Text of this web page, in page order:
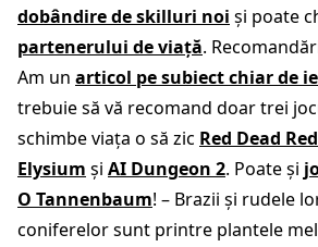
dobândire de skilluri noi și poate
partenerului de viață.
Am un articol pe subiect chiar de
trebuie să vă recomand doar trei
schimbe viața o să zic Red Dead
Elysium și AI Dungeon 2. Poate și
O Tannenbaum! – Brazii și rudele
coniferelorsunt printre plantele